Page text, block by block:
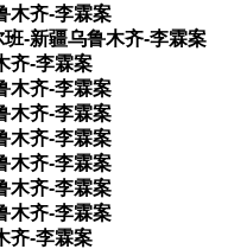
木齐-李霖案
-新疆乌鲁木齐-李霖案
齐-李霖案
木齐-李霖案
木齐-李霖案
木齐-李霖案
木齐-李霖案
木齐-李霖案
木齐-李霖案
齐-李霖案